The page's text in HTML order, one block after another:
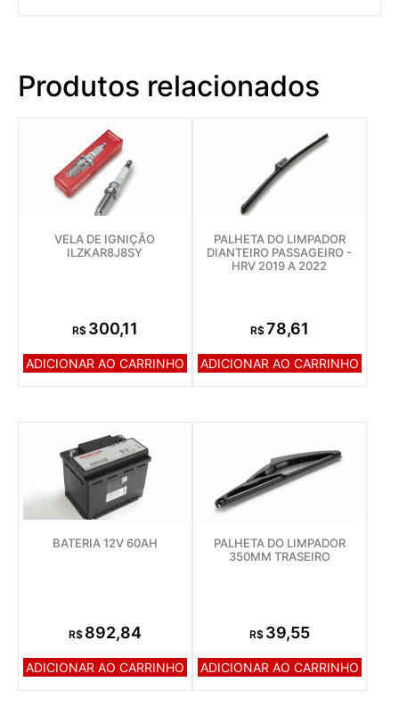
Produtos relacionados
VELA DE IGNIÇÃO
ILZKAR8J8SY
R$ 300,11
ADICIONAR AO CARRINHO
PALHETA DO LIMPADOR
DIANTEIRO PASSAGEIRO -
HRV 2019 A 2022
R$78,61
ADICIONAR AO CARRINHO
BATERIA 12V 60AH
R$ 892,84
ADICIONAR AO CARRINHO
PALHETA DO LIMPADOR
350MM TRASEIRO
R$ 39,55
ADICIONAR AO CARRINHO